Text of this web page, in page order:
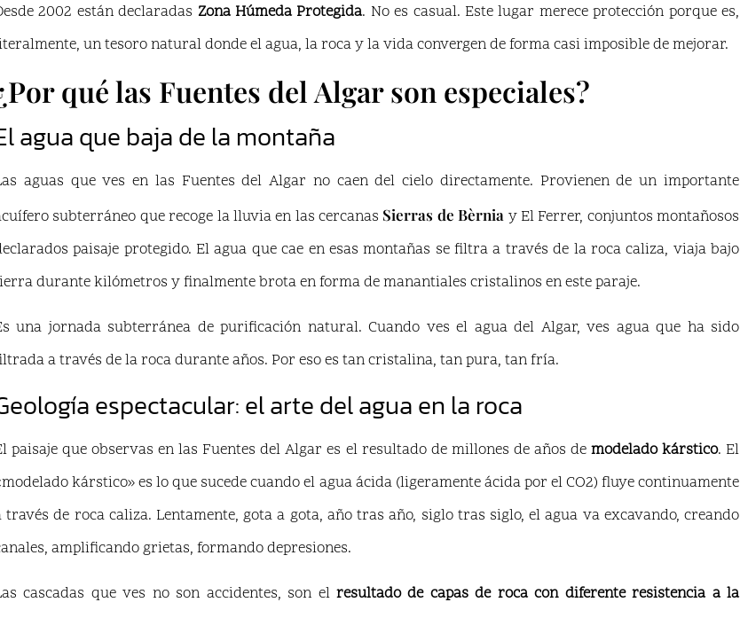
2002 están declaradas Zona Húmeda Protegida. No es casual. Este lugar merece protección porque es,
un tesoro natural donde el agua, la roca y la vida convergen de forma casi imposible de mejorar.
qué las Fuentes del Algar son especiales?
agua que baja de la montaña
aguas que ves en las Fuentes del Algar no caen del cielo directamente. Provienen de un importante
subterráneo que recoge la lluvia en las cercanas Sierras de Bèrnia y El Ferrer, conjuntos montañosos
paisaje protegido. El agua que cae en esas montañas se filtra a través de la roca caliza, viaja bajo
durante kilómetros y finalmente brota en forma de manantiales cristalinos en este paraje.
una jornada subterránea de purificación natural. Cuando ves el agua del Algar, ves agua que ha sido
a través de la roca durante años. Por eso es tan cristalina, tan pura, tan fría.
espectacular: el arte del agua en la roca
paisaje que observas en las Fuentes del Algar es el resultado de millones de años de modelado kárstico. El
kárstico» es lo que sucede cuando el agua ácida (ligeramente ácida por el CO2) fluye continuamente
través de roca caliza. Lentamente, gota a gota, año tras año, siglo tras siglo, el agua va excavando, creando
amplificando grietas, formando depresiones.
cascadas que ves no son accidentes, son el resultado de capas de roca con diferente resistencia a la